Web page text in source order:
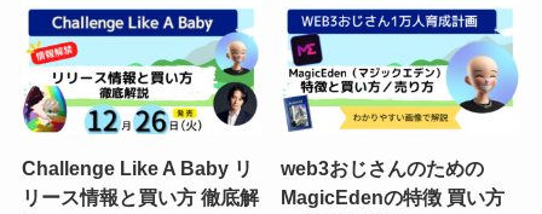
Challenge Like A Baby リ
リース情報と買い方 徹底解
web3おじさんのための
MagicEdenの特徴 買い方